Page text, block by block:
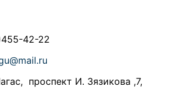
42-22
проспект И. Зязикова ,7,